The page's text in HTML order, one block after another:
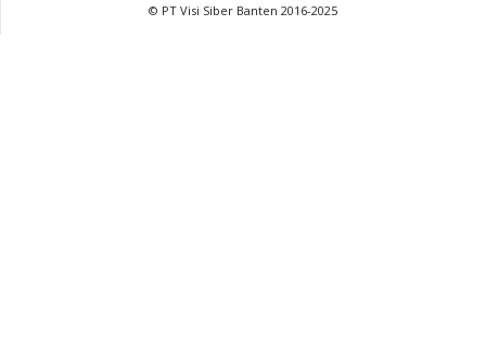
© PT Visi Siber Banten 2016-2025